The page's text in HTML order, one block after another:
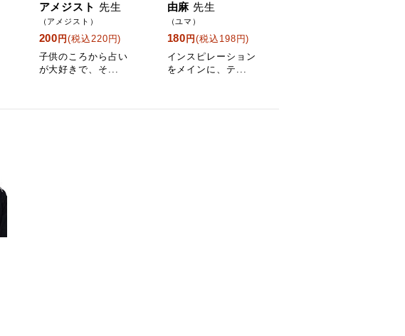
アメジスト 先生
（アメジスト）
200 円(税込220円)
子供のころから占い
が大好きで、そ...
由麻 先生
（ユマ）
180 円(税込198円)
インスピレーション
をメインに、テ...